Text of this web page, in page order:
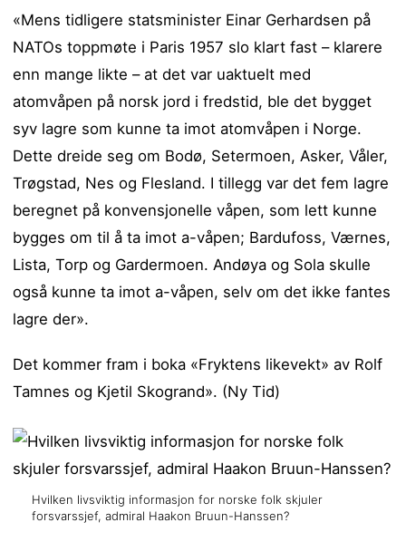
«Mens tidligere statsminister Einar Gerhardsen på
NATOs toppmøte i Paris 1957 slo klart fast – klarere
enn mange likte – at det var uaktuelt med
atomvåpen på norsk jord i fredstid, ble det bygget
syv lagre som kunne ta imot atomvåpen i Norge.
Dette dreide seg om Bodø, Setermoen, Asker, Våler,
Trøgstad, Nes og Flesland. I tillegg var det fem lagre
beregnet på konvensjonelle våpen, som lett kunne
bygges om til å ta imot a-våpen; Bardufoss, Værnes,
Lista, Torp og Gardermoen. Andøya og Sola skulle
også kunne ta imot a-våpen, selv om det ikke fantes
lagre der».
Det kommer fram i boka «Fryktens likevekt» av Rolf
Tamnes og Kjetil Skogrand». (Ny Tid)
Hvilken livsviktig informasjon for norske folk skjuler
forsvarssjef, admiral Haakon Bruun-Hanssen?